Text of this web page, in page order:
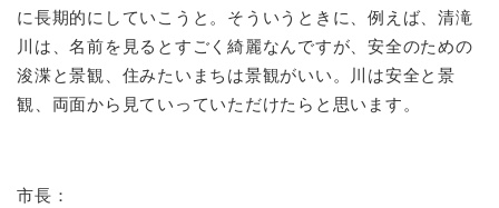
に長期的にしていこうと。そういうときに、例えば、清滝
川は、名前を見るとすごく綺麗なんですが、安全のための
浚渫と景観、住みたいまちは景観がいい。川は安全と景
観、両面から見ていっていただけたらと思います。
市長：